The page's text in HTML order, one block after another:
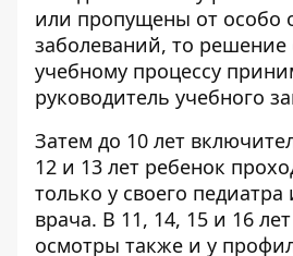
или пропущены от особо
заболеваний, то решение
учебному процессу
руководитель учебного
Затем до 10 лет
12 и 13 лет ребенок
только у своего
врача. В 11, 14, 15 и 16
осмотры также и у